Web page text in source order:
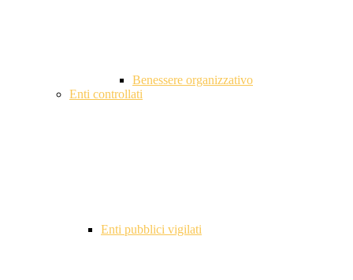
Benessere organizzativo
Enti controllati
Enti pubblici vigilati